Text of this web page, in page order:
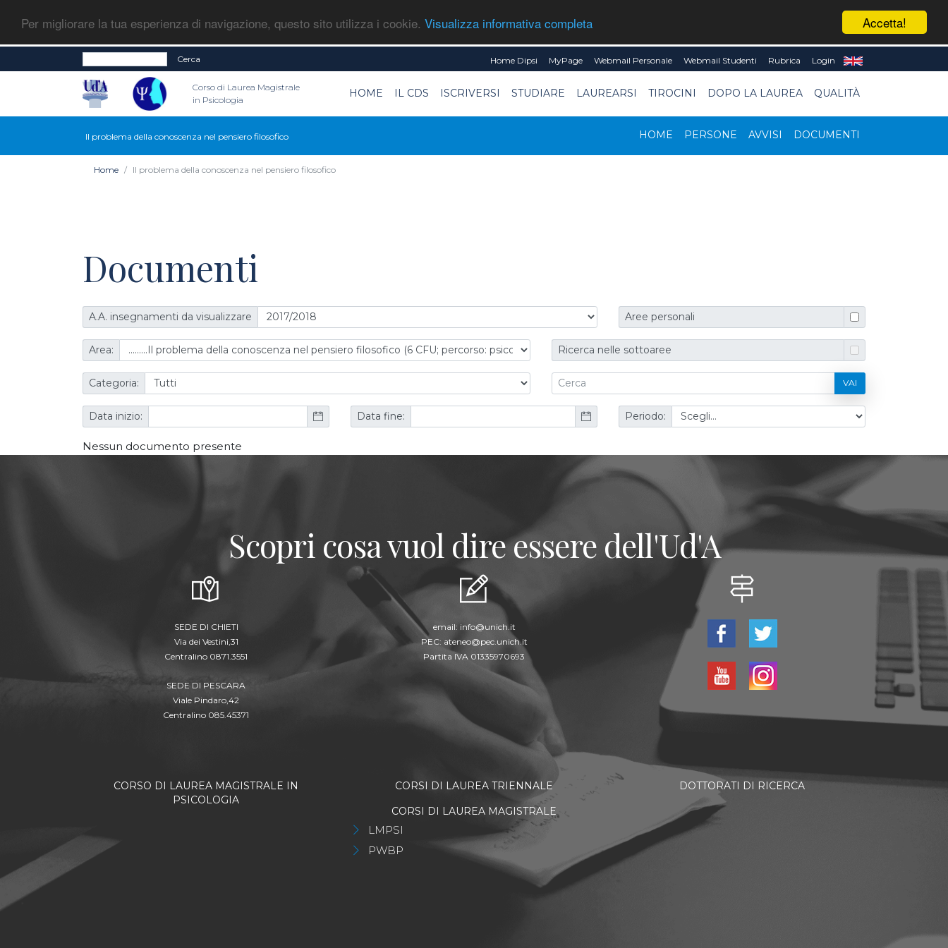
Accetta!
Per migliorare la tua esperienza di navigazione, questo sito utilizza i cookie. Visualizza informativa completa
Cerca Home Dipsi MyPage Webmail Personale Webmail Studenti Rubrica Login
Corso di Laurea Magistrale
in Psicologia
HOME IL CDS ISCRIVERSI STUDIARE LAUREARSI TIROCINI DOPO LA LAUREA QUALITÀ
Il problema della conoscenza nel pensiero filosofico HOME PERSONE AVVISI DOCUMENTI
Home Il problema della conoscenza nel pensiero filosofico
Documenti
A.A. insegnamenti da visualizzare Aree personali
Area: Ricerca nelle sottoaree
Categoria: VAI
Data inizio: Data fine: Periodo:
Nessun documento presente
Scopri cosa vuol dire essere dell'Ud'A
SEDE DI CHIETI
Via dei Vestini,31
Centralino 0871.3551
SEDE DI PESCARA
Viale Pindaro,42
Centralino 085.45371
email: info@unich.it
PEC: ateneo@pec.unich.it
Partita IVA 01335970693
CORSO DI LAUREA MAGISTRALE IN
PSICOLOGIA
CORSI DI LAUREA TRIENNALE
CORSI DI LAUREA MAGISTRALE
LMPSI
PWBP
DOTTORATI DI RICERCA